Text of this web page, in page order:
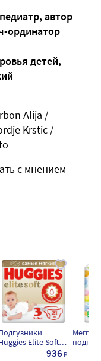
автор
ординатор
детей,
Alija /
Krstic /
с мнением
Elite Soft 5-
9кг 3 размер 21шт
936₽
Merries